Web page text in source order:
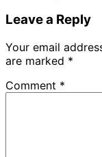
Leave a Reply
Your email
are marked *
Comment *